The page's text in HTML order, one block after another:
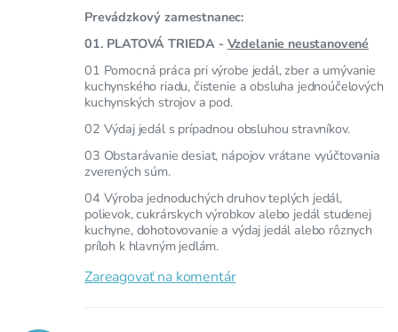
Prevádzkový zamestnanec:
01. PLATOVÁ TRIEDA - Vzdelanie neustanovené
01 Pomocná práca pri výrobe jedál, zber a umývanie
kuchynského riadu, čistenie a obsluha jednoúčelových
kuchynských strojov a pod.
02 Výdaj jedál s prípadnou obsluhou stravníkov.
03 Obstarávanie desiat, nápojov vrátane vyúčtovania
zverených súm.
04 Výroba jednoduchých druhov teplých jedál,
polievok, cukrárskych výrobkov alebo jedál studenej
kuchyne, dohotovovanie a výdaj jedál alebo rôznych
príloh k hlavným jedlám.
Zareagovať na komentár